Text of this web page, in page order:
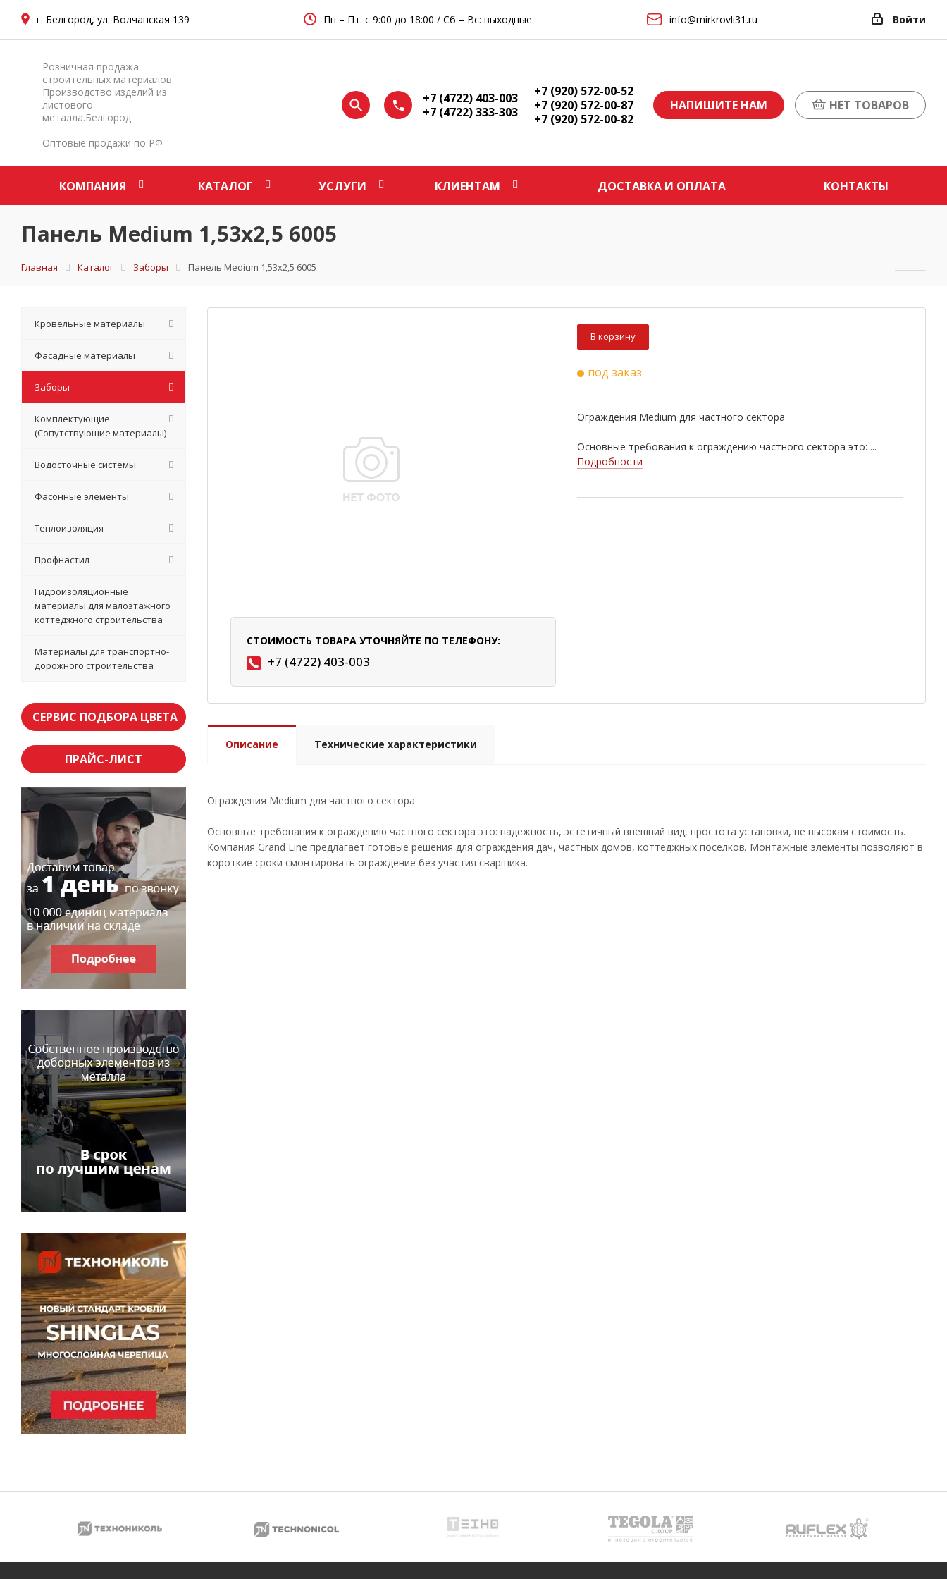
г. Белгород, ул. Волчанская 139 Пн – Пт: с 9:00 до 18:00 / Сб – Вс: выходные info@mirkrovli31.ru Войти
Розничная продажа
строительных материалов
Производство изделий из
листового
металла.Белгород
Оптовые продажи по РФ
+7 (4722) 403-003
+7 (4722) 333-303
+7 (920) 572-00-52
+7 (920) 572-00-87
+7 (920) 572-00-82
НАПИШИТЕ НАМ НЕТ ТОВАРОВ
КОМПАНИЯ КАТАЛОГ УСЛУГИ КЛИЕНТАМ ДОСТАВКА И ОПЛАТА КОНТАКТЫ
Панель Medium 1,53х2,5 6005
Главная Каталог Заборы Панель Medium 1,53х2,5 6005
СТОИМОСТЬ ТОВАРА УТОЧНЯЙТЕ ПО ТЕЛЕФОНУ:
+7 (4722) 403-003
В корзину
под заказ
Ограждения Medium для частного сектора
Основные требования к ограждению частного сектора это: ...
Подробности
Описание Технические характеристики
Ограждения Medium для частного сектора
Основные требования к ограждению частного сектора это: надежность, эстетичный внешний вид, простота установки, не высокая стоимость.
Компания Grand Line предлагает готовые решения для ограждения дач, частных домов, коттеджных посёлков. Монтажные элементы позволяют в
короткие сроки смонтировать ограждение без участия сварщика.
Кровельные материалы
Фасадные материалы
Заборы
Комплектующие
(Сопутствующие материалы)
Водосточные системы
Фасонные элементы
Теплоизоляция
Профнастил
Гидроизоляционные
материалы для малоэтажного
коттеджного строительства
Материалы для транспортно-
дорожного строительства
СЕРВИС ПОДБОРА ЦВЕТА
ПРАЙС-ЛИСТ